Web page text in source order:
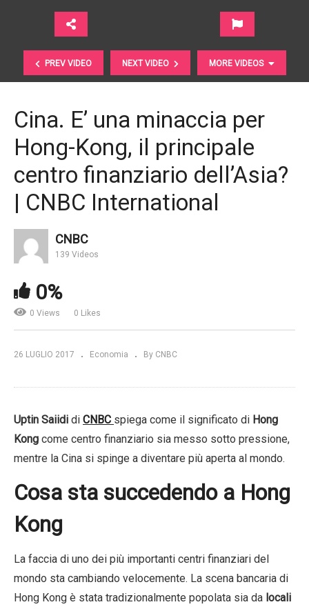
PREV VIDEO NEXT VIDEO MORE VIDEOS
PIR. Validi anche per azzerare imposte di
successione e capital gain | UBI Pramerica
Cina. E’ una minaccia per
Hong-Kong, il principale
centro finanziario dell’Asia?
| CNBC International
CNBC
139 Videos
0%
0 Views 0 Likes
26 LUGLIO 2017 Economia By CNBC
Uptin Saiidi di CNBC spiega come il significato di Hong
Kong come centro finanziario sia messo sotto pressione,
mentre la Cina si spinge a diventare più aperta al mondo.
Cosa sta succedendo a Hong
Kong
La faccia di uno dei più importanti centri finanziari del
mondo sta cambiando velocemente. La scena bancaria di
Hong Kong è stata tradizionalmente popolata sia da locali